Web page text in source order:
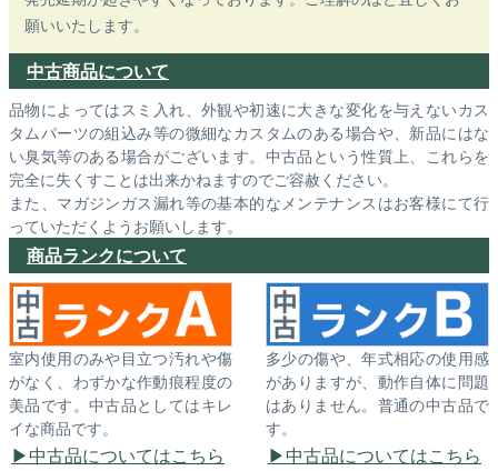
願いいたします。
中古商品について
品物によってはスミ入れ、外観や初速に大きな変化を与えないカス
タムパーツの組込み等の微細なカスタムのある場合や、新品にはな
い臭気等のある場合がございます。中古品という性質上、これらを
完全に失くすことは出来かねますのでご容赦ください。
また、マガジンガス漏れ等の基本的なメンテナンスはお客様にて行
っていただくようお願いします。
商品ランクについて
室内使用のみや目立つ汚れや傷
がなく、わずかな作動痕程度の
美品です。中古品としてはキレ
イな商品です。
中古品についてはこちら
多少の傷や、年式相応の使用感
がありますが、動作自体に問題
はありません。普通の中古品で
す。
中古品についてはこちら